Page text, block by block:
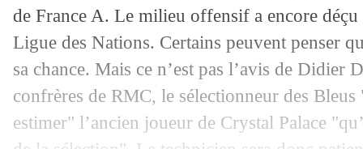
de France A. Le milieu offensif a encore
Ligue des Nations. Certains peuvent penser
sa chance. Mais ce n’est pas l’avis de Didier
confrères de RMC, le sélectionneur des
estimer" l’ancien joueur de Crystal Palace
16/11 Lyon: la promesse de Textor
16/11 Montpellier: Nicollin flou sur son
16/11 Lyon: Cherki sacrifié ? La réponse